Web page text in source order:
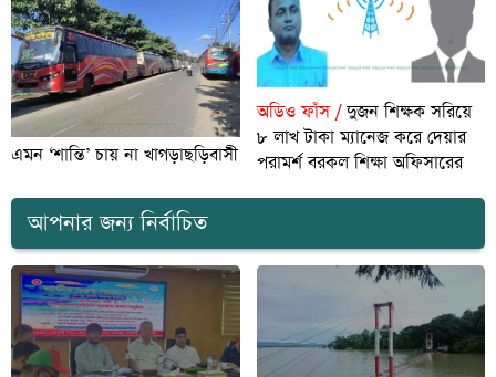
এমন ‘শান্তি’ চায় না খাগড়াছড়িবাসী
অডিও ফাঁস /দুজন শিক্ষক সরিয়ে
৮ লাখ টাকা ম্যানেজ করে দেয়ার
পরামর্শ বরকল শিক্ষা অফিসারের
আপনার জন্য নির্বাচিত